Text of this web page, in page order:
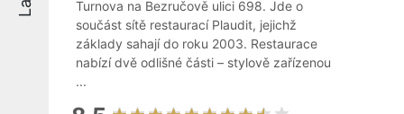
Turnova na Bezručově ulici 698. Jde o
součást sítě restaurací Plaudit, jejichž
základy sahají do roku 2003. Restaurace
nabízí dvě odlišné části – stylově zařízenou
...